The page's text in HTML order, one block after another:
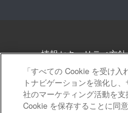
情報セキュリティ方針
個人情報について
サ
「すべての Cookie を受け
トナビゲーションを強化し
社のマーケティング活動を
Cookie を保存することに同